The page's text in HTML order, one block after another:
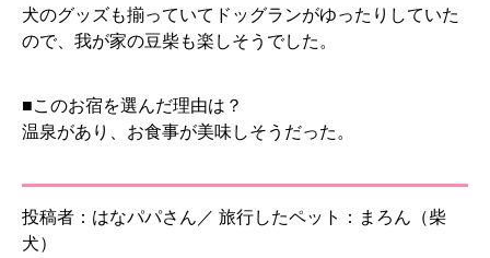
犬のグッズも揃っていてドッグランがゆったりしていた
ので、我が家の豆柴も楽しそうでした。
■このお宿を選んだ理由は？
温泉があり、お食事が美味しそうだった。
投稿者：はなパパさん／ 旅行したペット：まろん（柴
犬）